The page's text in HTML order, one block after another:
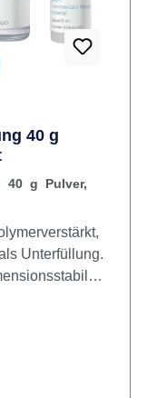
40 g
40 g Pulver,
Unterfüllung.